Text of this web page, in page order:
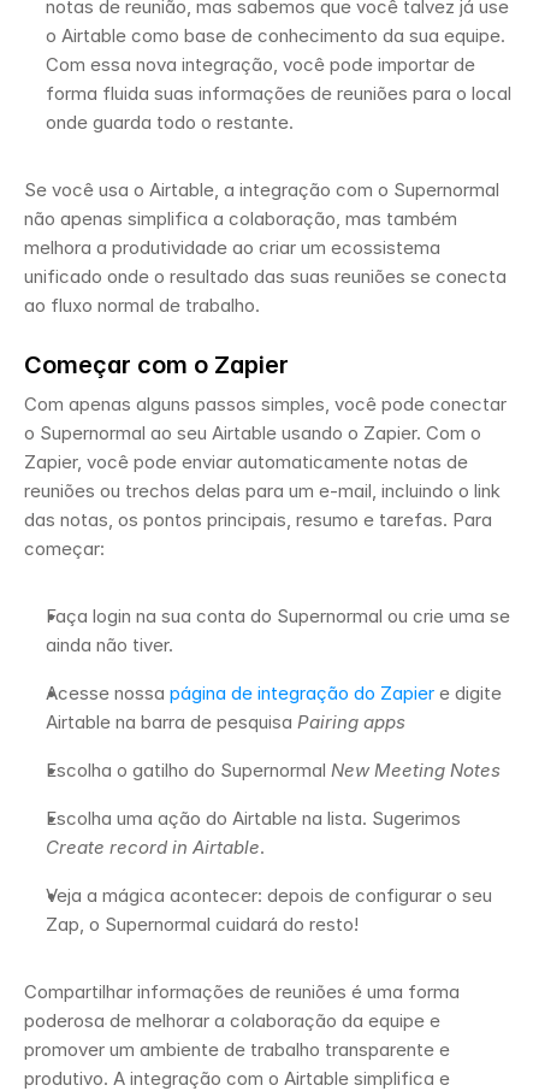
notas de reunião, mas sabemos que você talvez já use
o Airtable como base de conhecimento da sua equipe.
Com essa nova integração, você pode importar de
forma fluida suas informações de reuniões para o local
onde guarda todo o restante.
Se você usa o Airtable, a integração com o Supernormal
não apenas simplifica a colaboração, mas também
melhora a produtividade ao criar um ecossistema
unificado onde o resultado das suas reuniões se conecta
ao fluxo normal de trabalho.
Começar com o Zapier
Com apenas alguns passos simples, você pode conectar
o Supernormal ao seu Airtable usando o Zapier. Com o
Zapier, você pode enviar automaticamente notas de
reuniões ou trechos delas para um e-mail, incluindo o link
das notas, os pontos principais, resumo e tarefas. Para
começar:
Faça login na sua conta do Supernormal ou crie uma se
ainda não tiver.
Acesse nossa página de integração do Zapier e digite
Airtable na barra de pesquisa Pairing apps
Escolha o gatilho do Supernormal New Meeting Notes
Create record in Airtable.
Veja a mágica acontecer: depois de configurar o seu
Zap, o Supernormal cuidará do resto!
Compartilhar informações de reuniões é uma forma
poderosa de melhorar a colaboração da equipe e
promover um ambiente de trabalho transparente e
produtivo. A integração com o Airtable simplifica e